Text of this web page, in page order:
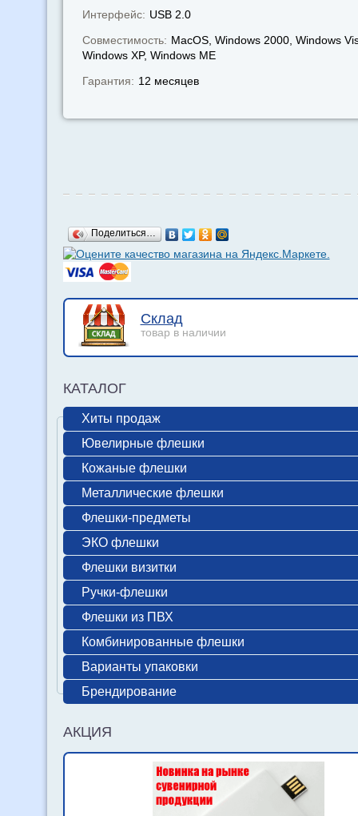
Интерфейс: USB 2.0
Совместимость: MacOS, Windows 2000, Windows
Windows XP, Windows МЕ
Гарантия: 12 месяцев
Поделиться…
Склад
товар в наличии
КАТАЛОГ
Хиты продаж
Ювелирные флешки
Кожаные флешки
Металлические флешки
Флешки-предметы
ЭКО флешки
Флешки визитки
Ручки-флешки
Флешки из ПВХ
Комбинированные флешки
Варианты упаковки
Брендирование
АКЦИЯ